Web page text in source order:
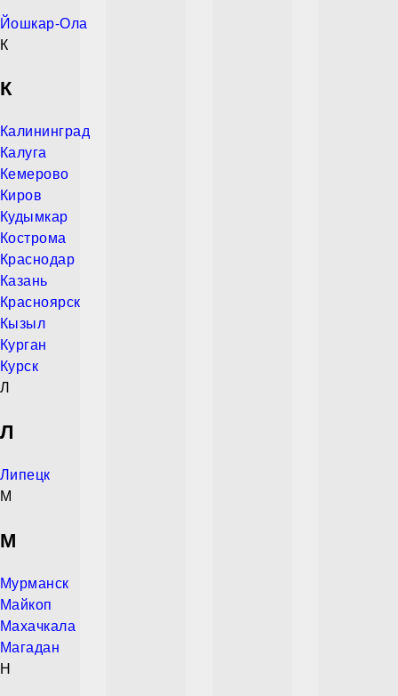
Йошкар-Ола
К
К
Калининград
Калуга
Кемерово
Киров
Кудымкар
Кострома
Краснодар
Казань
Красноярск
Кызыл
Курган
Курск
Л
Л
Липецк
М
М
Мурманск
Майкоп
Махачкала
Магадан
Н